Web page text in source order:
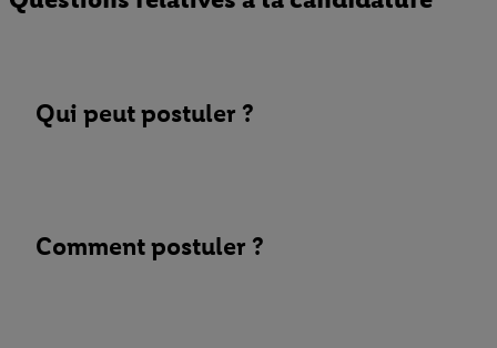
Qui peut postuler ?
Comment postuler ?